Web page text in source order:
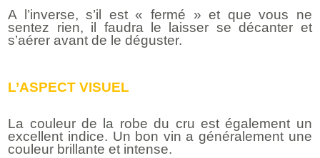
A l’inverse, s’il est « fermé » et que vous ne
sentez rien, il faudra le laisser se décanter et
s’aérer avant de le déguster.
L’ASPECT VISUEL
La couleur de la robe du cru est également un
excellent indice. Un bon vin a généralement une
couleur brillante et intense.